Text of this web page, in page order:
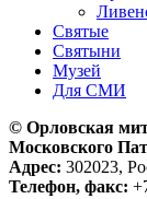
Святые
Святыни
Музей
Для СМИ
© Орловская
Московского
Адрес: 302023,
Телефон, факс: